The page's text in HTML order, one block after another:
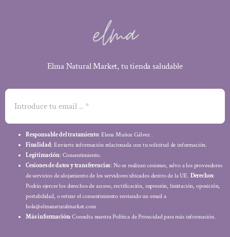
Elma Natural Market, tu tienda saludable
Responsable del tratamiento: Elena Muñoz Gálvez .
Finalidad: Enviarte información relacionada con tu solicitud de información.
Legitimación: Consentimiento.
Cesiones de datos y transferencias: No se realizan cesiones, salvo a los proveedores
de servicios de alojamiento de los servidores ubicados dentro de la UE. Derechos:
Podrás ejercer los derechos de acceso, rectificación, supresión, limitación, oposición,
portabilidad, o retirar el consentimiento enviando un email a
hola@elmanaturalmarket.com
Más información: Consulta nuestra Política de Privacidad para más información.